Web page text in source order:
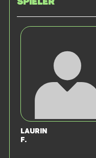
Laurin
F.